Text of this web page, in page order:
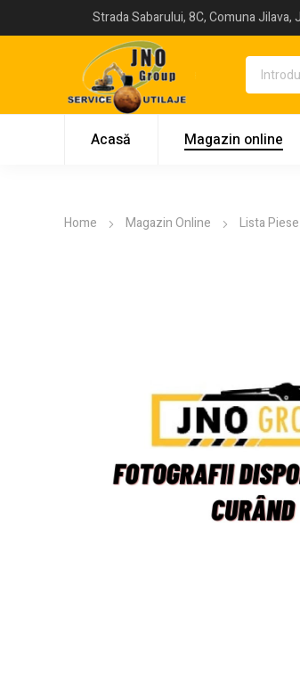
Strada Sabarului, 8C, Comuna
Acasă Magazin online
Home Magazin Online Lista Piese